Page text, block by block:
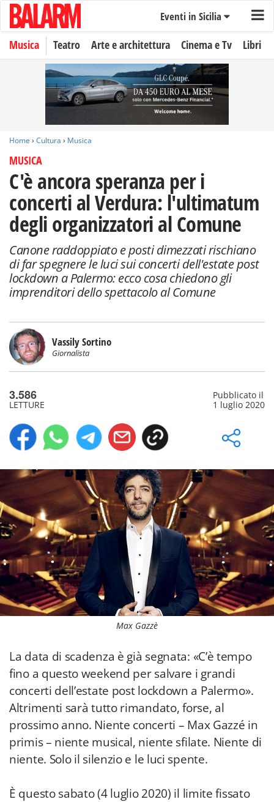
Eventi in Sicilia
Musica Teatro Arte e architettura Cinema e Tv Libri
Home › Cultura › Musica
MUSICA
C'è ancora speranza per i
concerti al Verdura: l'ultimatum
degli organizzatori al Comune
Canone raddoppiato e posti dimezzati rischiano
di far spegnere le luci sui concerti dell'estate post
lockdown a Palermo: ecco cosa chiedono gli
imprenditori dello spettacolo al Comune
Vassily Sortino
Giornalista
3.586
LETTURE
Pubblicato il
1 luglio 2020
Max Gazzè
La data di scadenza è già segnata: «C’è tempo
fino a questo weekend per salvare i grandi
concerti dell’estate post lockdown a Palermo».
Altrimenti sarà tutto rimandato, forse, al
prossimo anno. Niente concerti – Max Gazzé in
primis – niente musical, niente sfilate. Niente di
niente. Solo il silenzio e le luci spente.
È questo sabato (4 luglio 2020) il limite fissato